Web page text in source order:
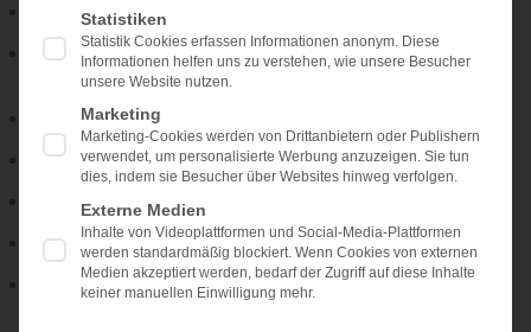
schwere Schwangerschaftsanämie (Blutarmut),
Lageanomalien:Beckenendlage,Querlage(siehe dort);
Missverhältnis zwischen kindlichem Kopf und Becken,
Beckenanomalien,
Mehrlingsschangerschaft,
Adipositas (siehe dort) = Übergewicht,
Infektionskrankheiten,
Missverhältnis zwischen der Größenzunahme desUterus
Statistiken
Statistik Cookies erfassen Informationen anonym. Diese
Informationen helfen uns zu verstehen, wie unsere Besucher
unsere Website nutzen.
Marketing
Marketing-Cookies werden von Drittanbietern oder Publishern
verwendet, um personalisierte Werbung anzuzeigen. Sie tun
dies, indem sie Besucher über Websites hinweg verfolgen.
Externe Medien
Inhalte von Videoplattformen und Social-Media-Plattformen
werden standardmäßig blockiert. Wenn Cookies von externen
Medien akzeptiert werden, bedarf der Zugriff auf diese Inhalte
keiner manuellen Einwilligung mehr.